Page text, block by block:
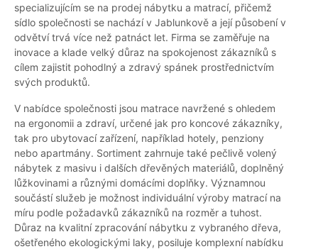
specializujícím se na prodej nábytku a matrací, přičemž
sídlo společnosti se nachází v Jablunkově a její působení v
odvětví trvá více než patnáct let. Firma se zaměřuje na
inovace a klade velký důraz na spokojenost zákazníků s
cílem zajistit pohodlný a zdravý spánek prostřednictvím
svých produktů.
V nabídce společnosti jsou matrace navržené s ohledem
na ergonomii a zdraví, určené jak pro koncové zákazníky,
tak pro ubytovací zařízení, například hotely, penziony
nebo apartmány. Sortiment zahrnuje také pečlivě volený
nábytek z masivu i dalších dřevěných materiálů, doplněný
lůžkovinami a různými domácími doplňky. Významnou
součástí služeb je možnost individuální výroby matrací na
míru podle požadavků zákazníků na rozměr a tuhost.
Důraz na kvalitní zpracování nábytku z vybraného dřeva,
ošetřeného ekologickými laky, posiluje komplexní nabídku